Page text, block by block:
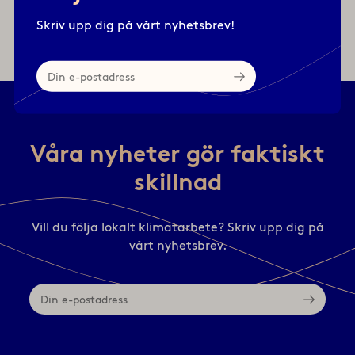
Läs mer häreller här av dig till
Våra nyheter gör faktiskt
skillnad
Vill du följa lokalt klimatarbete? Skriv upp dig på
vårt nyhetsbrev.
Din
e-
postadress
Skriv upp dig på vårt nyhetsbrev!
Din
e-
postadress